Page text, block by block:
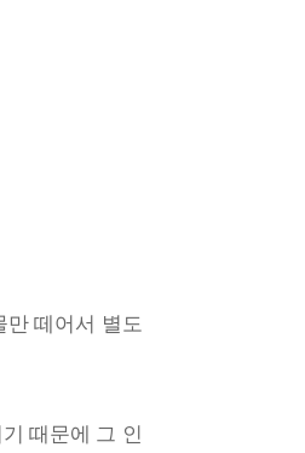
만 떼어서 별도
때문에 그 인